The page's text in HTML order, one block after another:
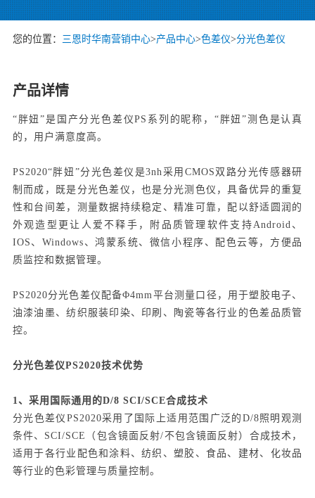
您的位置： 三恩时华南营销中心>产品中心>色差仪>分光色差仪
产品详情
“胖妞”是国产分光色差仪PS系列的昵称，“胖妞”测色是认真
的，用户满意度高。
PS2020“胖妞”分光色差仪是3nh采用CMOS双路分光传感器研
制而成，既是分光色差仪，也是分光测色仪，具备优异的重复
性和台间差，测量数据持续稳定、精准可靠，配以舒适圆润的
外观造型更让人爱不释手，附品质管理软件支持Android、
IOS、Windows、鸿蒙系统、微信小程序、配色云等，方便品
质监控和数据管理。
PS2020分光色差仪配备Φ4mm平台测量口径，用于塑胶电子、
油漆油墨、纺织服装印染、印刷、陶瓷等各行业的色差品质管
控。
分光色差仪PS2020技术优势
1、采用国际通用的D/8 SCI/SCE合成技术
分光色差仪PS2020采用了国际上适用范围广泛的D/8照明观测
条件、SCI/SCE（包含镜面反射/不包含镜面反射）合成技术，
适用于各行业配色和涂料、纺织、塑胶、食品、建材、化妆品
等行业的色彩管理与质量控制。